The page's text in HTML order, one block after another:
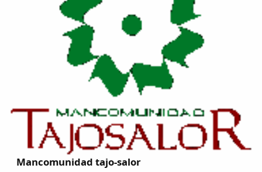
Mancomunidad tajo-salor
Copiar enlace